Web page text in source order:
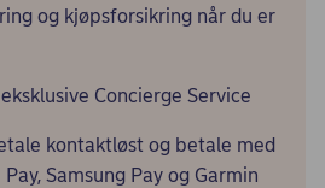
og kjøpsforsikring når du er
Concierge Service
kontaktløst og betale med
Samsung Pay og Garmin